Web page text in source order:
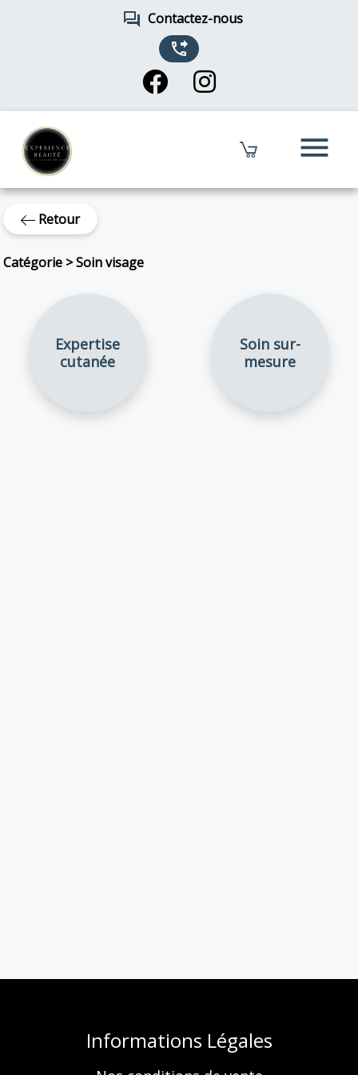
forum Contactez-nous
phone_forwarded
menu
Retour
Catégorie >Soin visage
Expertise
cutanée
Soin sur-
mesure
Informations Légales